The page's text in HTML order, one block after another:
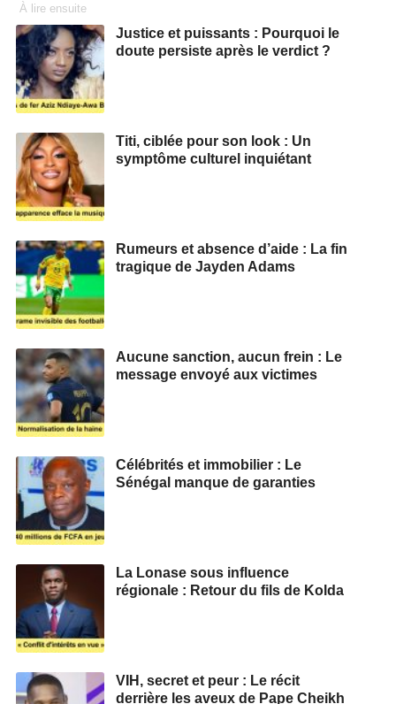
À lire ensuite
Justice et puissants : Pourquoi le
doute persiste après le verdict ?
Titi, ciblée pour son look : Un
symptôme culturel inquiétant
Rumeurs et absence d’aide : La fin
tragique de Jayden Adams
Aucune sanction, aucun frein : Le
message envoyé aux victimes
Célébrités et immobilier : Le
Sénégal manque de garanties
La Lonase sous influence
régionale : Retour du fils de Kolda
VIH, secret et peur : Le récit
derrière les aveux de Pape Cheikh